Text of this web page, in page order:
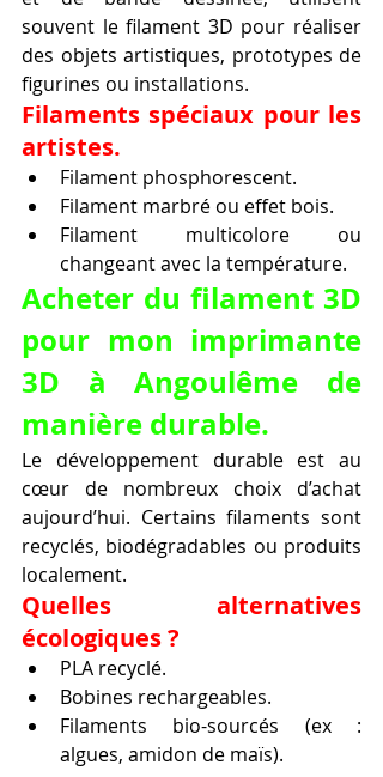
souvent le filament 3D pour réaliser
des objets artistiques, prototypes de
figurines ou installations.
Filaments spéciaux pour les
artistes.
Filament phosphorescent.
Filament marbré ou effet bois.
Filament multicolore ou
changeant avec la température.
Acheter du filament 3D
pour mon imprimante
3D à Angoulême de
manière durable.
Le développement durable est au
cœur de nombreux choix d’achat
aujourd’hui. Certains filaments sont
recyclés, biodégradables ou produits
localement.
Quelles alternatives
écologiques ?
PLA recyclé.
Bobines rechargeables.
Filaments bio-sourcés (ex :
algues, amidon de maïs).